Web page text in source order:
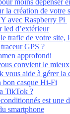
moins dépenser
la création de votre
avec Raspberry Pi
led d’extérieur
trafic de votre site,
GPS ?
approfondi
convient le mieux
aide à gérer
bon casque Hi-Fi
TikTok ?
est une
smartphone